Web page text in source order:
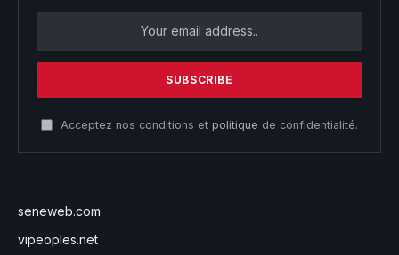
Acceptez nos conditions et politique de confidentialité.
seneweb.com
vipeoples.net